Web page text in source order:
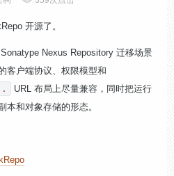
开源了。
Nexus Repository 迁移场景
客户端协议、权限模型和
URL 布局上尽量兼容，同时把运行
本和对象存储的形态。